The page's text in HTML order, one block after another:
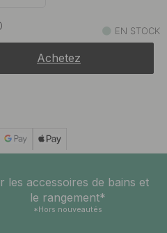
EN STOCK
Achetez
les accessoires de bains et
le rangement*
*Hors nouveautés